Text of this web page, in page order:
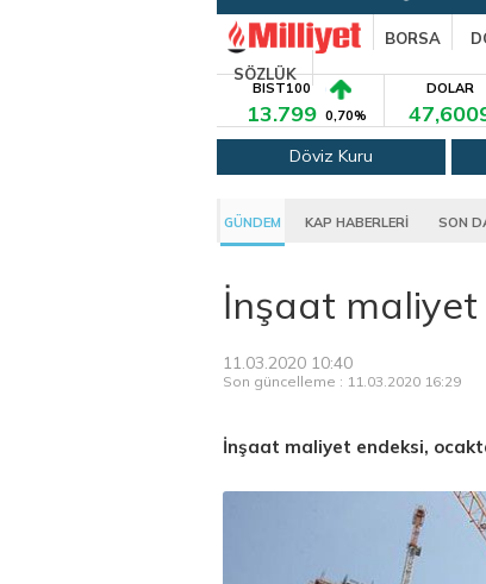
BORSA
SÖZLÜK
BIST100
13.799 0,70%
DOLAR
Döviz Kuru
GÜNDEM KAP HABERLERİ SON
İnşaat maliyet
11.03.2020 10:40
Son güncelleme : 11.03.2020 16:29
İnşaat maliyet endeksi,